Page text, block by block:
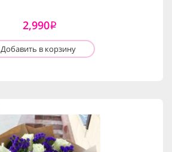
2,990i
Добавить в корзину